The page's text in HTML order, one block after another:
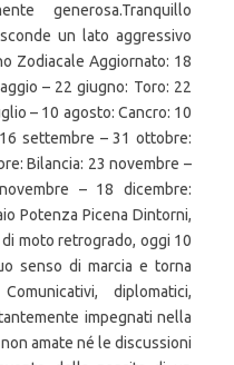
generosa.Tranquillo
un lato aggressivo
Zodiacale Aggiornato: 18
– 22 giugno: Toro: 22
– 10 agosto: Cancro: 10
settembre – 31 ottobre:
Bilancia: 23 novembre –
– 18 dicembre:
Potenza Picena Dintorni,
moto retrogrado, oggi 10
senso di marcia e torna
diplomatici,
impegnati nella
amate né le discussioni